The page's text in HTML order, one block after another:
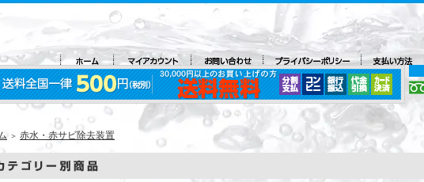
＞ 赤水・赤サビ除去装置